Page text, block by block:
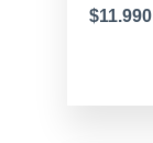
$11.990